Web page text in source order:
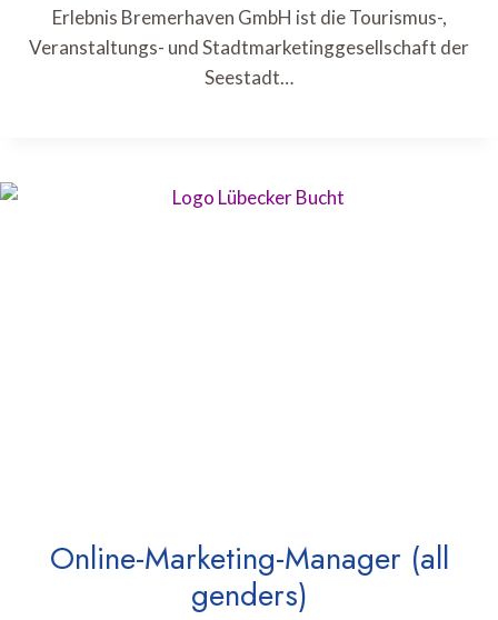
Erlebnis Bremerhaven GmbH ist die Tourismus-,
Veranstaltungs- und Stadtmarketinggesellschaft der
Seestadt…
Online-Marketing-Manager (all
genders)